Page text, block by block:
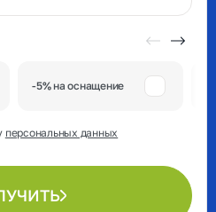
-5% на оснащение
персональных данных